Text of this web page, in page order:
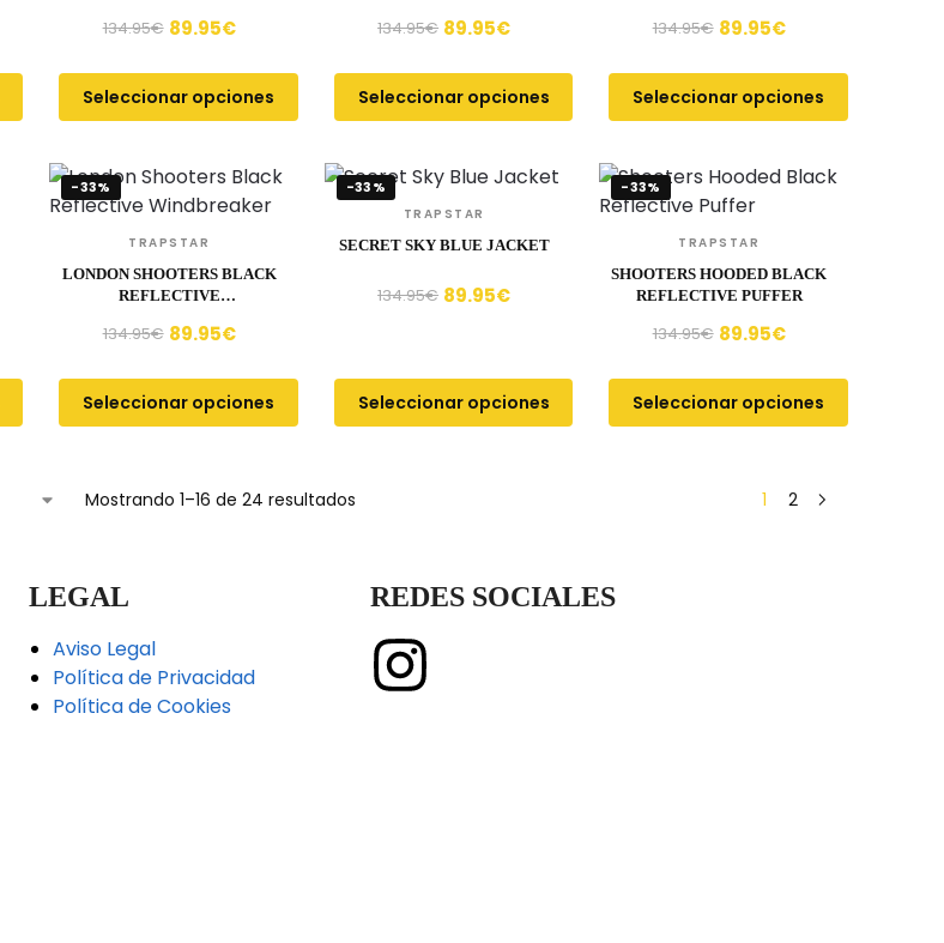
134.95€ 89.95€
Seleccionar opciones
134.95€ 89.95€
Seleccionar opciones
134.95€ 89.95€
Seleccionar opciones
-33%
TRAPSTAR
LONDON SHOOTERS BLACK
REFLECTIVE
134.95€ 89.95€
Seleccionar opciones
-33%
TRAPSTAR
SECRET SKY BLUE JACKET
134.95€ 89.95€
Seleccionar opciones
-33%
TRAPSTAR
SHOOTERS HOODED BLACK
REFLECTIVE PUFFER
134.95€ 89.95€
Seleccionar opciones
Mostrando 1–16 de 24 resultados 1 2
LEGAL
Aviso Legal
Política de Privacidad
Política de Cookies
REDES SOCIALES